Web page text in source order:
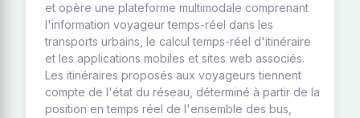
et opère une plateforme multimodale comprenant
l'information voyageur temps-réel dans les
transports urbains, le calcul temps-réel d'itinéraire
et les applications mobiles et sites web associés.
Les itinéraires proposés aux voyageurs tiennent
compte de l'état du réseau, déterminé à partir de la
position en temps réel de l'ensemble des bus,